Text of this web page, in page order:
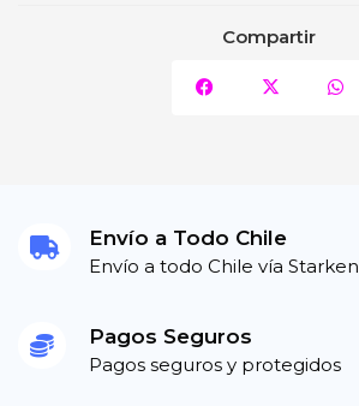
Compartir
Envío a Todo Chile
Envío a todo Chile vía Starken
Pagos Seguros
Pagos seguros y protegidos